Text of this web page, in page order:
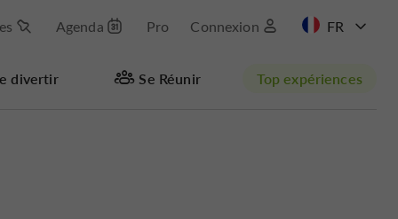
Agenda Pro Connexion
divertir Se Réunir Top expériences